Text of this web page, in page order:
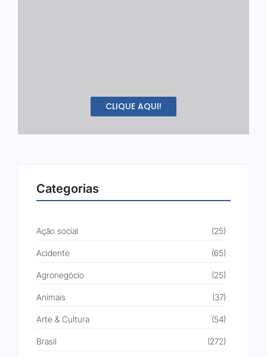
CLIQUE AQUI!
Categorias
Ação social (25)
Acidente (65)
Agronegócio (25)
Animais (37)
Arte & Cultura (54)
Brasil (272)